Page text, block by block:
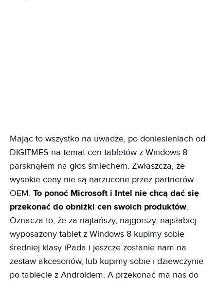
Mając to wszystko na uwadze, po doniesieniach od
DIGITMES na temat cen tabletów z Windows 8
parsknąłem na głos śmiechem. Zwłaszcza, że
wysokie ceny nie są narzucone przez partnerów
OEM. To ponoć Microsoft i Intel nie chcą dać się
przekonać do obniżki cen swoich produktów.
Oznacza to, że za najtańszy, najgorszy, najsłabiej
wyposażony tablet z Windows 8 kupimy sobie
średniej klasy iPada i jeszcze zostanie nam na
zestaw akcesoriów, lub kupimy sobie i dziewczynie
po tablecie z Androidem. A przekonać ma nas do